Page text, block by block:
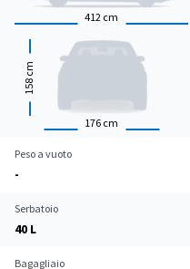
412 cm
176 cm
158
cm
Peso a vuoto
-
Serbatoio
40 L
Bagagliaio